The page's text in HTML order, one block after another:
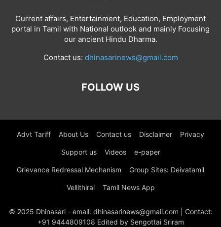
Current affairs, Entertainment, Education, Employment
portal in Tamil with National outlook and mainly Focusing
our ancient Hindu Dharma.
Contact us: dhinasarinews@gmail.com
FOLLOW US
Advt Tariff About Us Contact us Disclaimer Privacy
Support us Videos e-paper
Grievance Redressal Mechanism Group Sites: Deivatamil
Vellithirai Tamil News App
© 2025 Dhinasari - email: dhinasarinews@gmail.com | Contact:
+91 9444809108 Edited by Sengottai Sriram